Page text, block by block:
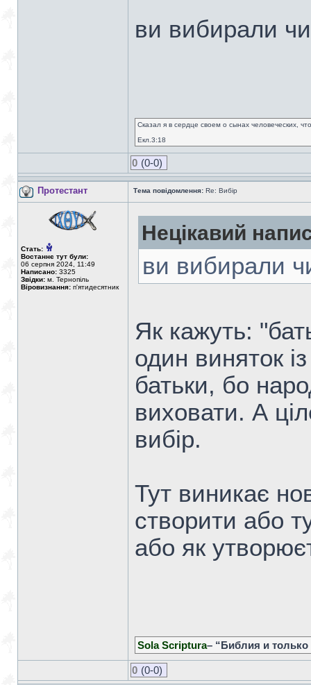
ви вибирали
Сказал я в сердце своем о сынах человеческих,
Екл.3:18
0 (0-0)
Протестант Тема повідомлення: Re: Вибір
Стать:
Востаннє тут були:
06 серпня 2024, 11:49
Написано: 3325
Звідки: м. Тернопіль
Віровизнання: п'ятидесятник
Нецікавий
ви вибирали
Як кажуть:
один виняток
батьки, бо
виховати. А
вибір.
Тут виникає
створити або
або як
Sola Scriptura– “Библия и
0 (0-0)